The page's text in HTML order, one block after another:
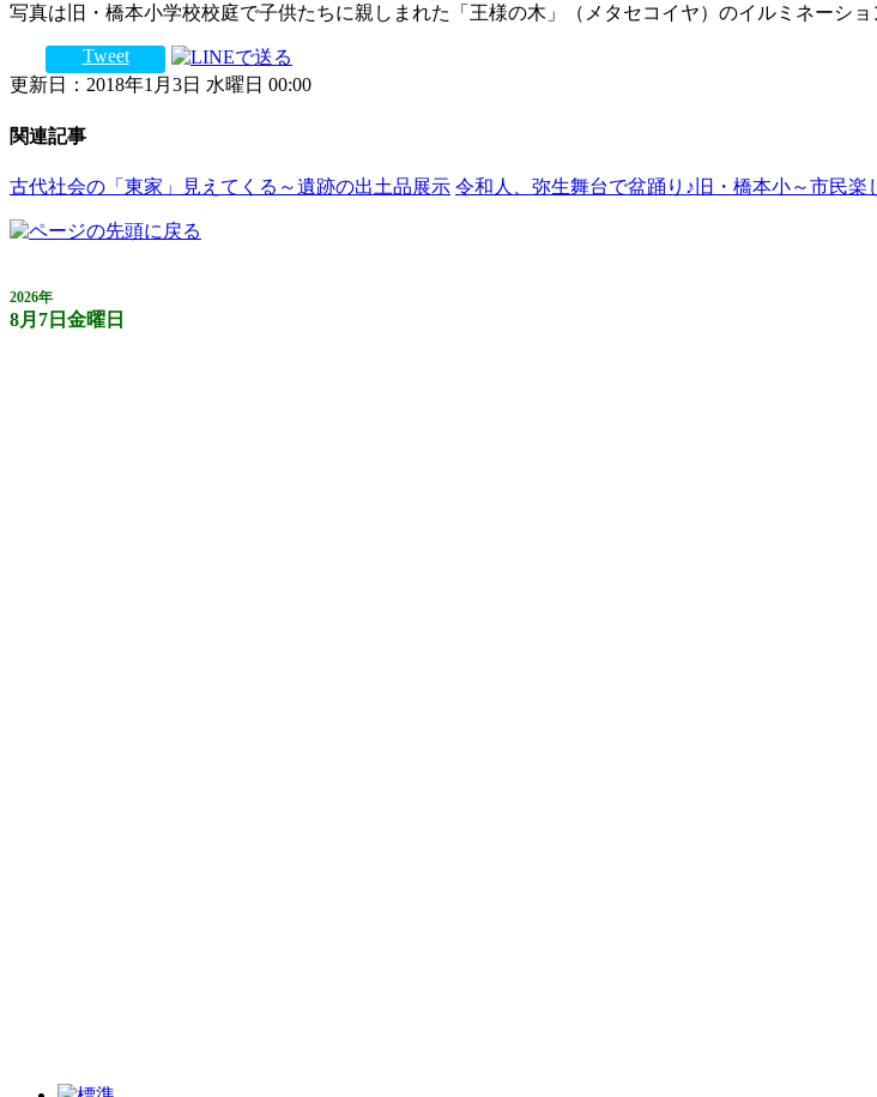
写真は旧・橋本小学校校庭で子供たちに親しまれた「王様の木」（メタセコイヤ）のイルミネーショ
Tweet
更新日：2018年1月3日 水曜日 00:00
関連記事
古代社会の「東家」見えてくる～遺跡の出土品展示 令和人、弥生舞台で盆踊り♪旧・橋本小～市民楽
2026年
8月7日金曜日